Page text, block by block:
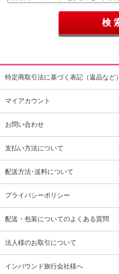
特定商取引法に基づく表記（返品など）
マイアカウント
お問い合わせ
支払い方法について
配送方法･送料について
プライバシーポリシー
配送・包装についてのよくある質問
法人様のお取引について
インバウンド旅行会社様へ